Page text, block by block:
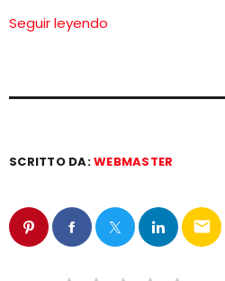
Seguir leyendo
SCRITTO DA:WEBMASTER
email